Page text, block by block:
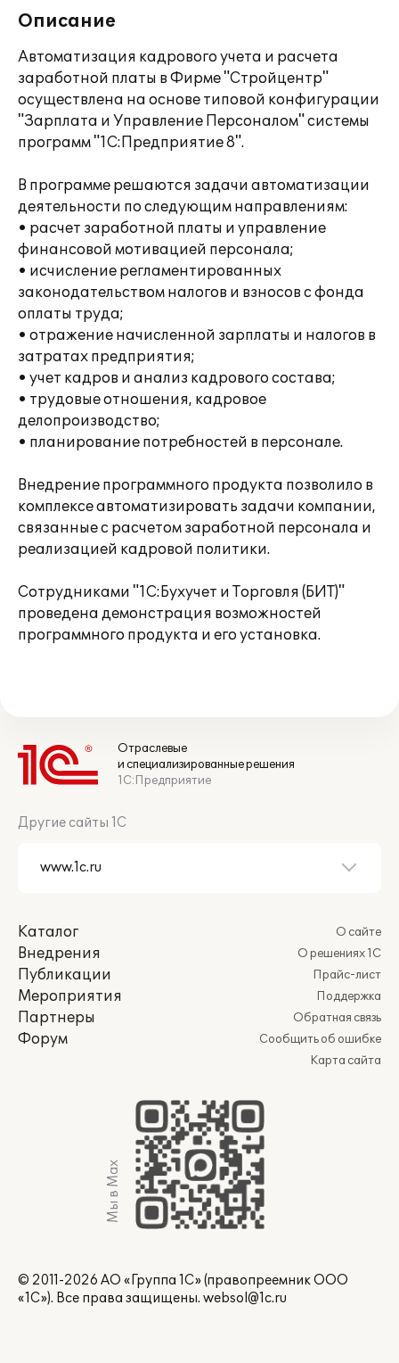
Описание
Автоматизация кадрового учета и расчета
заработной платы в Фирме "Стройцентр"
осуществлена на основе типовой конфигурации
"Зарплата и Управление Персоналом" системы
программ "1С:Предприятие 8".
В программе решаются задачи автоматизации
деятельности по следующим направлениям:
• расчет заработной платы и управление
финансовой мотивацией персонала;
• исчисление регламентированных
законодательством налогов и взносов с фонда
оплаты труда;
• отражение начисленной зарплаты и налогов в
затратах предприятия;
• учет кадров и анализ кадрового состава;
• трудовые отношения, кадровое
делопроизводство;
• планирование потребностей в персонале.
Внедрение программного продукта позволило в
комплексе автоматизировать задачи компании,
связанные с расчетом заработной персонала и
реализацией кадровой политики.
Сотрудниками "1С:Бухучет и Торговля (БИТ)"
проведена демонстрация возможностей
программного продукта и его установка.
Отраслевые
и специализированные решения
1С:Предприятие
Другие сайты 1С
Каталог
Внедрения
Публикации
Мероприятия
Партнеры
Форум
О сайте
О решениях 1С
Прайс-лист
Поддержка
Обратная связь
Сообщить об ошибке
Карта сайта
Мы в Max
© 2011-2026 АО «Группа 1С» (правопреемник ООО
«1С»). Все права защищены. websol@1c.ru